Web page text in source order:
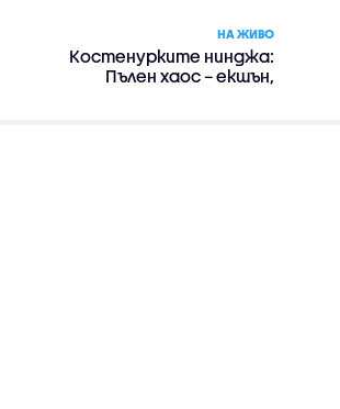
НА ЖИВО
Костенурките нинджа:
Пълен хаос – екшън,